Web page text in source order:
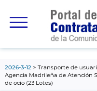
principal
2026-3-12
Transporte de
Agencia Madrileña de Atención
de ocio (23 Lotes)